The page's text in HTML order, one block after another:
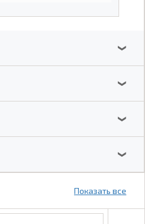
❯
❯
❯
❯
Показать все